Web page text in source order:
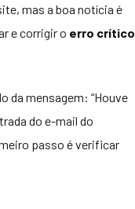
mas a boa notícia é
e corrigir o erro crítico
da mensagem: “Houve
do e-mail do
passo é verificar